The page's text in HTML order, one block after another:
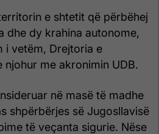
e shtetit që përbëhej
dhe dy krahina autonome,
i vetëm, Drejtoria e
njohur me akronimin UDB.
në masë të madhe
shpërbërjes së Jugosllavisë
të veçanta sigurie. Nëse